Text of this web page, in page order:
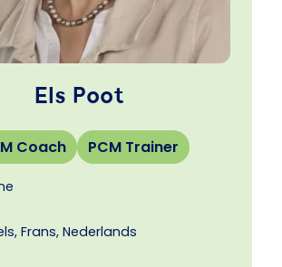
Els Poot
Coach PCM Trainer
Frans, Nederlands